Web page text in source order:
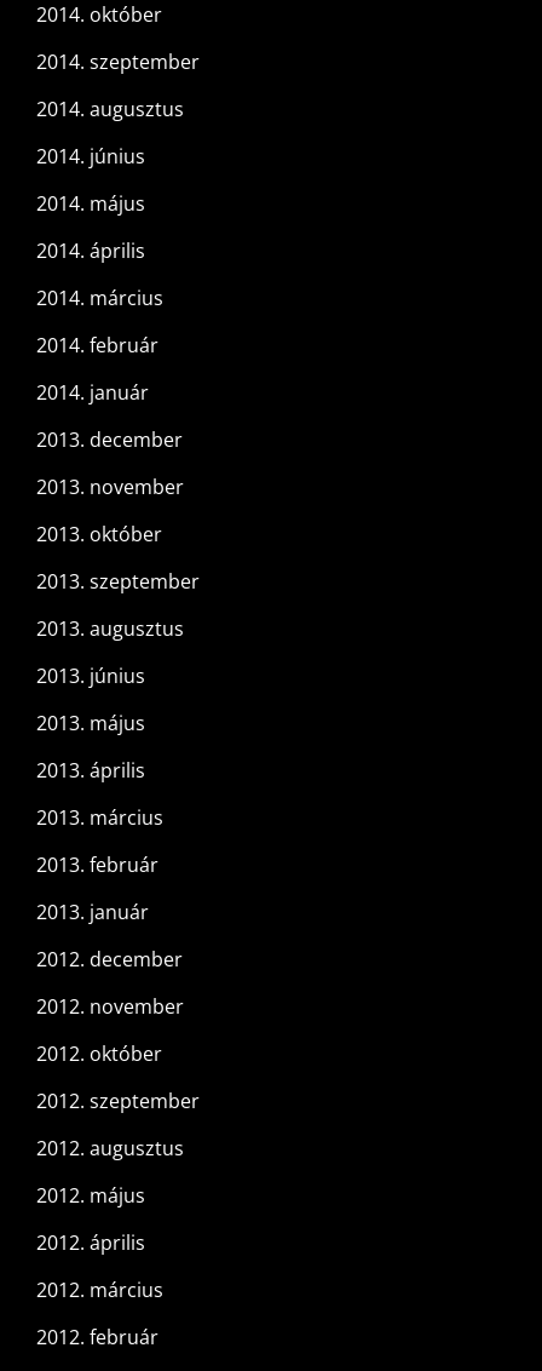
2014. október
2014. szeptember
2014. augusztus
2014. június
2014. május
2014. április
2014. március
2014. február
2014. január
2013. december
2013. november
2013. október
2013. szeptember
2013. augusztus
2013. június
2013. május
2013. április
2013. március
2013. február
2013. január
2012. december
2012. november
2012. október
2012. szeptember
2012. augusztus
2012. május
2012. április
2012. március
2012. február